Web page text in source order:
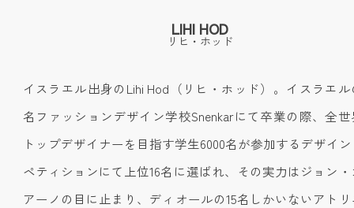
LIHI HOD
リヒ・ホッド
イスラエル出身のLihi Hod（リヒ・ホッド）。イスラエ
名ファッションデザイン学校Snenkarにて卒業の際、全
トップデザイナーを目指す学生6000名が参加するデザイ
ペティションにて上位16名に選ばれ、その実力はジョン
アーノの目に止まり、ディオールの15名しかいないアト